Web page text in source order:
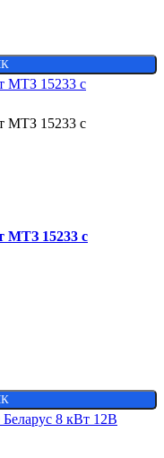
МТЗ 15233 с